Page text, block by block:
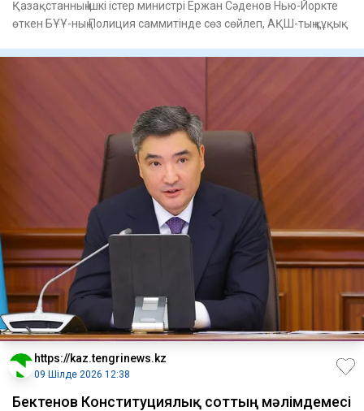
Қазақстанның Ішкі істер министрі Ержан Сәденов Нью-Йоркте
өткен БҰҰ-ның Полиция саммитінде сөз сөйлеп, АҚШ-тың құқық
https://kaz.tengrinews.kz
09 Шілде 2026 12:38
Бектенов Конституциялық соттың мәлімдемесі